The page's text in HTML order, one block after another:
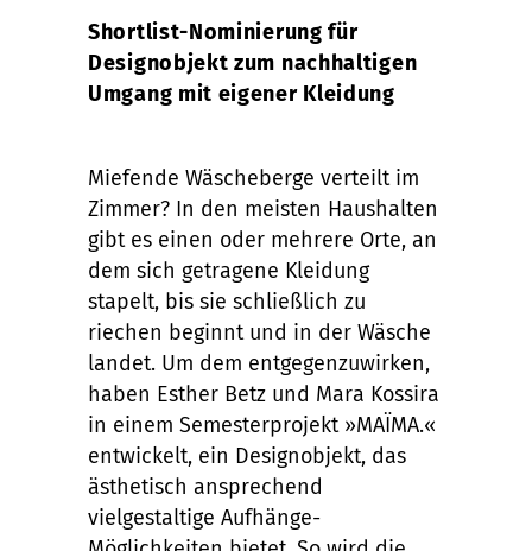
Unlock
Shortlist-Nominierung für
Designobjekt zum nachhaltigen
Umgang mit eigener Kleidung
Miefende Wäscheberge verteilt im
Zimmer? In den meisten Haushalten
gibt es einen oder mehrere Orte, an
dem sich getragene Kleidung
stapelt, bis sie schließlich zu
riechen beginnt und in der Wäsche
landet. Um dem entgegenzuwirken,
haben Esther Betz und Mara Kossira
in einem Semesterprojekt »MAÏMA.«
entwickelt, ein Designobjekt, das
ästhetisch ansprechend
vielgestaltige Aufhänge-